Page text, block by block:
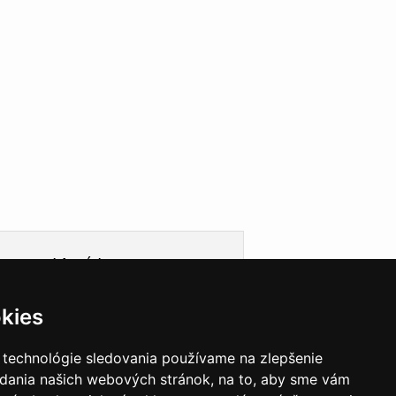
sledovania používame na zlepšenie
našich webových stránok, na to, aby sme vám
Informácie
Garancie a záruky
VEGAS Group